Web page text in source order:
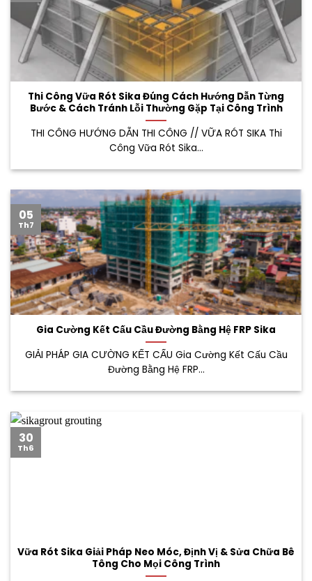
Thi Công Vữa Rót Sika Đúng Cách Hướng Dẫn Từng
Bước & Cách Tránh Lỗi Thường Gặp Tại Công Trình
THI CÔNG HƯỚNG DẪN THI CÔNG // VỮA RÓT SIKA Thi
Công Vữa Rót Sika...
Gia Cường Kết Cấu Cầu Đường Bằng Hệ FRP Sika
GIẢI PHÁP GIA CƯỜNG KẾT CẤU Gia Cường Kết Cấu Cầu
Đường Bằng Hệ FRP...
05
Th7
Vữa Rót Sika Giải Pháp Neo Móc, Định Vị & Sửa Chữa Bê
Tông Cho Mọi Công Trình
30
Th6